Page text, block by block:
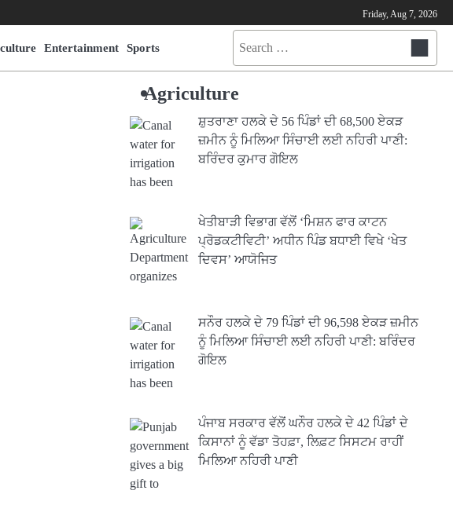
Friday, Aug 7, 2026
Entertainment Sports
Search
Agriculture
ਸ਼ੁਤਰਾਣਾ ਹਲਕੇ ਦੇ 56 ਪਿੰਡਾਂ ਦੀ 68,500 ਏਕੜ
ਜ਼ਮੀਨ ਨੂੰ ਮਿਲਿਆ ਸਿੰਚਾਈ ਲਈ ਨਹਿਰੀ ਪਾਣੀ:
ਬਰਿੰਦਰ ਕੁਮਾਰ ਗੋਇਲ
ਖੇਤੀਬਾੜੀ ਵਿਭਾਗ ਵੱਲੋਂ ‘ਮਿਸ਼ਨ ਫਾਰ ਕਾਟਨ
ਪ੍ਰੋਡਕਟੀਵਿਟੀ’ ਅਧੀਨ ਪਿੰਡ ਬਧਾਈ ਵਿਖੇ ‘ਖੇਤ
ਦਿਵਸ’ ਆਯੋਜਿਤ
ਸਨੌਰ ਹਲਕੇ ਦੇ 79 ਪਿੰਡਾਂ ਦੀ 96,598 ਏਕੜ ਜ਼ਮੀਨ
ਨੂੰ ਮਿਲਿਆ ਸਿੰਚਾਈ ਲਈ ਨਹਿਰੀ ਪਾਣੀ: ਬਰਿੰਦਰ
ਗੋਇਲ
ਪੰਜਾਬ ਸਰਕਾਰ ਵੱਲੋਂ ਘਨੌਰ ਹਲਕੇ ਦੇ 42 ਪਿੰਡਾਂ ਦੇ
ਕਿਸਾਨਾਂ ਨੂੰ ਵੱਡਾ ਤੋਹਫ਼ਾ, ਲਿਫ਼ਟ ਸਿਸਟਮ ਰਾਹੀਂ
ਮਿਲਿਆ ਨਹਿਰੀ ਪਾਣੀ